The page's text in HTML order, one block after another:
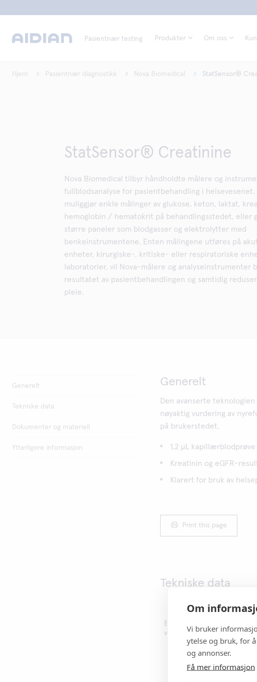
Om
Vi bruker
ytelse og bruk, for
og annonser.
Få mer informasjon
Pasientnær testing Produkter Om oss
Hjem Pasientnær diagnostikk Nova Biomedical StatSensor®
StatSensor® Creatinine
Nova Biomedical tilbyr håndholdte målere og
fullblodsanalyse for pasientbehandling i
muliggjør enkle målinger av glukose, keton, laktat,
hemoglobin / hematokrit på behandlingsstedet, eller
større paneler som blodgasser og elektrolytter med
benkeinstrumentene. Enten målingene utføres på
enheter, kirurgiske-, kritiske- eller respiratoriske
laboratorier, vil Nova-målere og analyseinstrumenter
resultatet av pasientbehandlingen og samtidig
pleie.
Generelt
Tekniske data
Dokumenter og materiell
Ytterligere informasjon
Generelt
Den avanserte
nøyaktig vurdering av
på brukerstedet.
1,2 µL
Kreatinin og eGFR-
Klarert for bruk av
Print this page
Tekniske data
Et registrert
varemerke